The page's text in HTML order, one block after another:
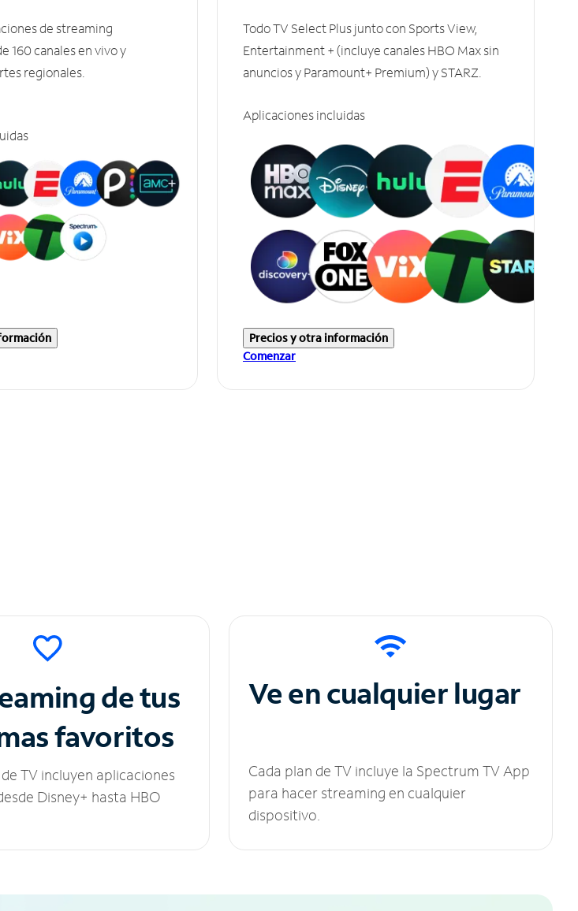
de streaming
160 canales en vivo y
regionales.
Todo TV Select Plus junto con Sports View,
Entertainment + (incluye canales HBO Max sin
anuncios y Paramount+ Premium) y STARZ.
Aplicaciones incluidas
Precios y otra información
Comenzar
de tus
favoritos
TV incluyen aplicaciones
Disney+ hasta HBO
Ve en cualquier lugar
Cada plan de TV incluye la Spectrum TV App
para hacer streaming en cualquier
dispositivo.